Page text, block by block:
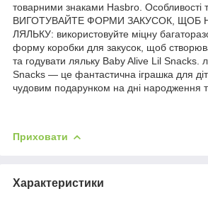
товарними знаками Hasbro. Особливості
ВИГОТУВАЙТЕ ФОРМИ ЗАКУСОК, ЩОБ
ЛЯЛЬКУ: використовуйте міцну
форму коробки для закусок, щоб
та годувати ляльку Baby Alive Lil Snacks.
Snacks — це фантастична іграшка для
чудовим подарунком на дні народження
Приховати
Характеристики